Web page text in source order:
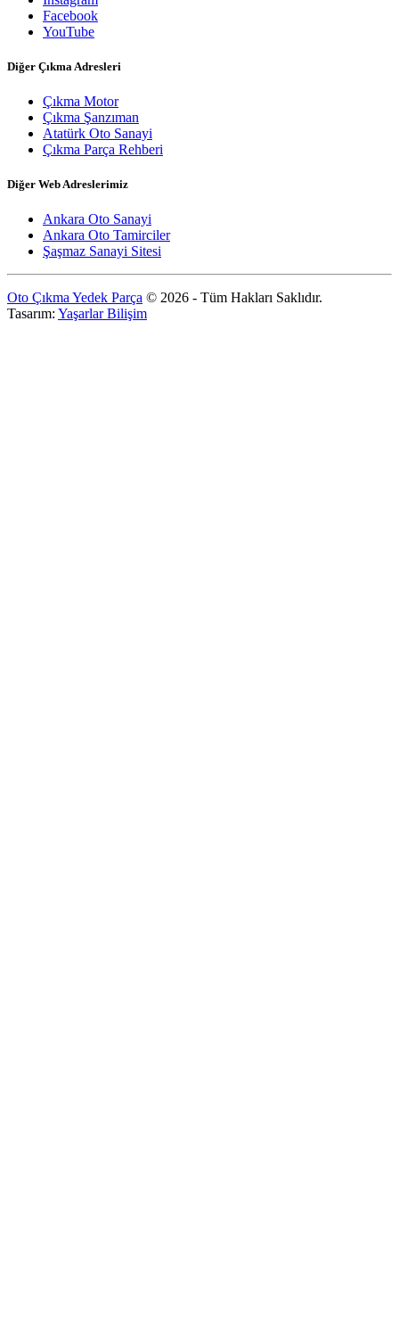
Facebook
YouTube
Diğer Çıkma Adresleri
Çıkma Motor
Çıkma Şanzıman
Atatürk Oto Sanayi
Çıkma Parça Rehberi
Diğer Web Adreslerimiz
Ankara Oto Sanayi
Ankara Oto Tamirciler
Şaşmaz Sanayi Sitesi
Oto Çıkma Yedek Parça © 2026 - Tüm Hakları Saklıdır.
Tasarım: Yaşarlar Bilişim